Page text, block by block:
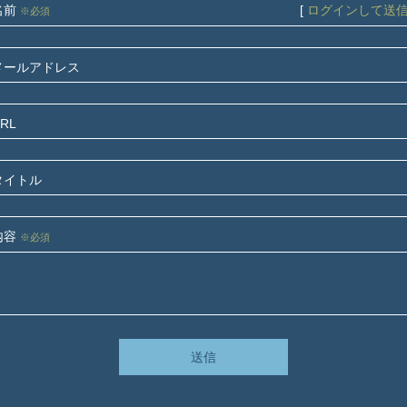
前 ※必須 [ ログインして送
ールアドレス
イトル
容 ※必須
送信